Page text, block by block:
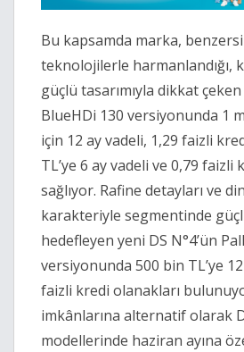
Bu kapsamda marka,
teknolojilerle harmanlandığı,
güçlü tasarımıyla dikkat çeken
BlueHDi 130 versiyonunda 1
için 12 ay vadeli, 1,29 faizli
TL’ye 6 ay vadeli ve 0,79 faizli
sağlıyor. Rafine detayları ve
karakteriyle segmentinde
hedefleyen yeni DS N°4’ün
versiyonunda 500 bin TL’ye
faizli kredi olanakları
imkânlarına alternatif olarak
modellerinde haziran ayına